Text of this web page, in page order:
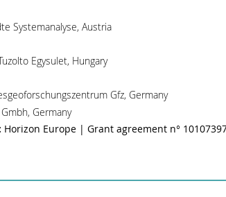
Systemanalyse, Austria
Egysulet, Hungary
Gfz, Germany
Germany
Horizon Europe | Grant agreement n°